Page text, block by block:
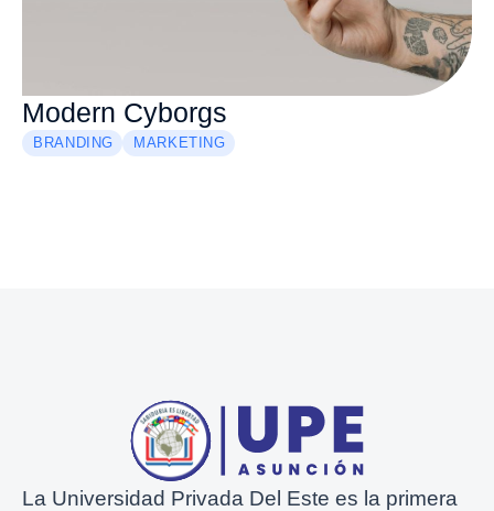
Modern Cyborgs
BRANDING MARKETING
La Universidad Privada Del Este es la primera